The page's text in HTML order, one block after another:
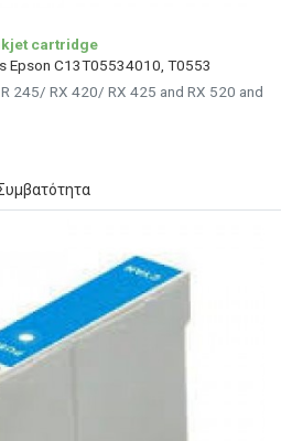
cartridge
Epson C13T05534010, T0553
245/ RX 420/ RX 425 and RX 520 and